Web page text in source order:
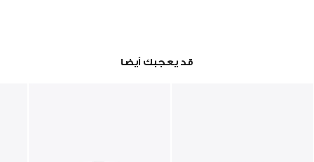
قد يعجبك أيضا